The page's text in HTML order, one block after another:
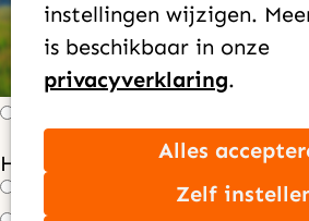
instellingen wijzigen.
is beschikbaar in onze
privacyverklaring.
Alles
Zelf
Hoe vaak wil je geven?*
Maandelijks
Jaarlijks
Eenmalig
Hoeveel wil je per maand